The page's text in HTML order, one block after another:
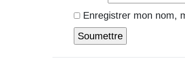
Enregistrer mon nom,